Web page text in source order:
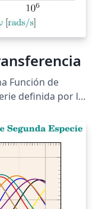
Función de
definida por la
(\(V_R\)) y el
obtenida es \
listado, se
de los cuales
y del desfase
La